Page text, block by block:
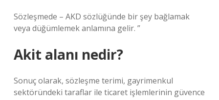
Sözleşmede – AKD sözlüğünde bir şey bağlamak
veya düğümlemek anlamına gelir. ”
Akit alanı nedir?
Sonuç olarak, sözleşme terimi, gayrimenkul
sektöründeki taraflar ile ticaret işlemlerinin güvence